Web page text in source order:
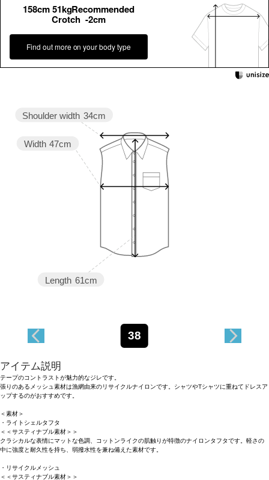
158cm 51kgRecommended
Crotch -2cm
Find out more on your body type
Length 61cm
Width 47cm
Shoulder width 34cm
38
アイテム説明
テープのコントラストが魅力的なジレです。
張りのあるメッシュ素材は漁網由来のリサイクルナイロンです。シャツやTシャツに重ねてドレスア
ップするのがおすすめです。
＜素材＞
・ライトシェルタフタ
＜＜サスティナブル素材＞＞
クラシカルな表情にマットな色調、コットンライクの肌触りが特徴のナイロンタフタです。軽さの
中に強度と耐久性を持ち、弱撥水性を兼ね備えた素材です。
・リサイクルメッシュ
＜＜サスティナブル素材＞＞